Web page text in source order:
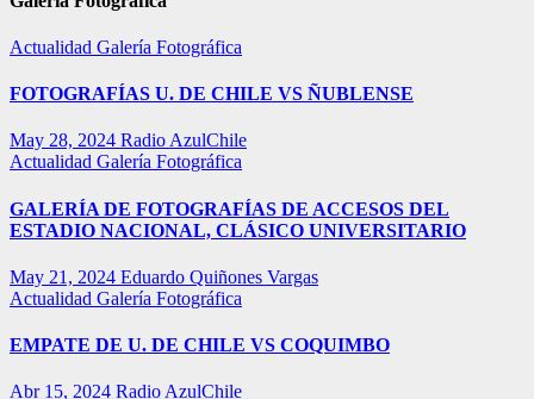
Actualidad Galería Fotográfica
FOTOGRAFÍAS U. DE CHILE VS ÑUBLENSE
May 28, 2024 Radio AzulChile
Actualidad Galería Fotográfica
GALERÍA DE FOTOGRAFÍAS DE ACCESOS DEL
ESTADIO NACIONAL, CLÁSICO UNIVERSITARIO
May 21, 2024 Eduardo Quiñones Vargas
Actualidad Galería Fotográfica
EMPATE DE U. DE CHILE VS COQUIMBO
Abr 15, 2024 Radio AzulChile